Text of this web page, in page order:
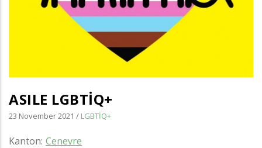
ASILE LGBTİQ+
23 November 2021 / LGBTİQ+
Kanton Cenevre